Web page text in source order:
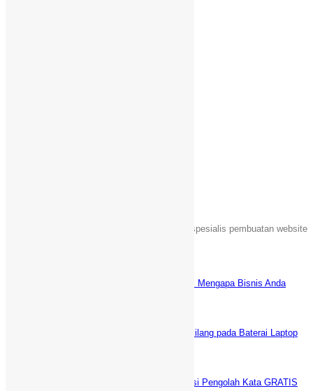
Sebuah unit usaha yang bergerak dalam jasa spesialis pembuatan website
Keuntungan Punya Toko Online Sendiri: Mengapa Bisnis Anda
5 Cara AMPUH Menghilangkan Tanda Silang pada Baterai Laptop
WPS Office vs Microsoft Office: Aplikasi Pengolah Kata GRATIS